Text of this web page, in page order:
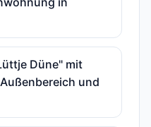
Düne" mit
und